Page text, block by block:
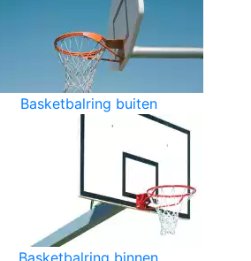
Basketbalring buiten